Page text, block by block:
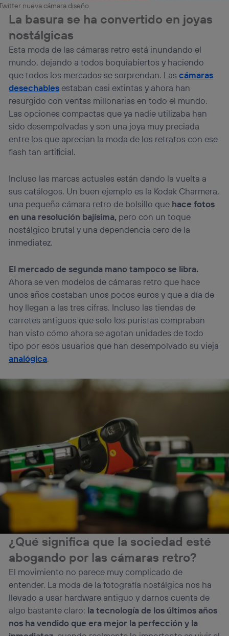
nueva cámara diseño
La basura se ha convertido en joyas
nostálgicas
Esta moda de las cámaras retro está inundando el
mundo, dejando a todos boquiabiertos y haciendo
que todos los mercados se sorprendan. Lascámaras
desechablesestaban casi extintas y ahora han
resurgido con ventas millonarias en todo el mundo.
Las opciones compactas que ya nadie utilizaba han
sido desempolvadas y son una joya muy preciada
entre los que aprecian la moda de los retratos con ese
flash tan artificial.
Incluso las marcas actuales están dando la vuelta a
sus catálogos. Un buen ejemplo es la Kodak Charmera,
una pequeña cámara retro de bolsillo que hace fotos
en una resolución bajísima, pero con un toque
nostálgico brutal y una dependencia cero de la
inmediatez.
El mercado de segunda mano tampoco se libra.
Ahora se ven modelos de cámaras retro que hace
unos años costaban unos pocos euros y que a día de
hoy llegan a las tres cifras. Incluso las tiendas de
carretes antiguos que solo los puristas compraban
han visto cómo ahora se agotan unidades de todo
tipo por esos usuarios que han desempolvado su vieja
analógica.
¿Qué significa que la sociedad esté
abogando por las cámaras retro?
El movimiento no parece muy complicado de
entender. La moda de la fotografía nostálgica nos ha
llevado a usar hardware antiguo y darnos cuenta de
algo bastante claro: la tecnología de los últimos años
nos ha vendido que era mejor la perfección y la